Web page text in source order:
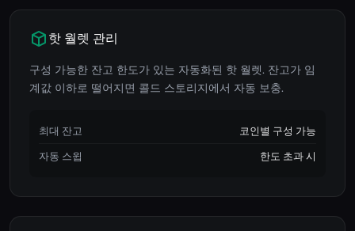
핫 월렛 관리
구성 가능한 잔고 한도가 있는 자동화된 핫 월렛. 잔고가 임
계값 이하로 떨어지면 콜드 스토리지에서 자동 보충.
최대 잔고
코인별 구성 가능
자동 스윕
한도 초과 시